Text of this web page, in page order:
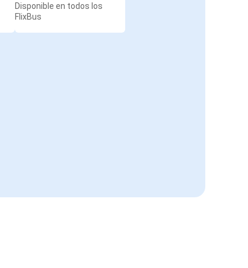
Disponible en todos los
FlixBus